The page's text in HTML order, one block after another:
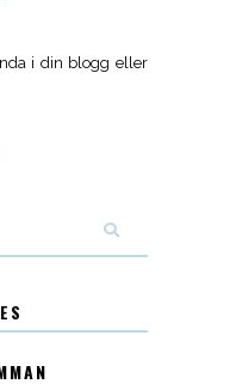
i din blogg eller